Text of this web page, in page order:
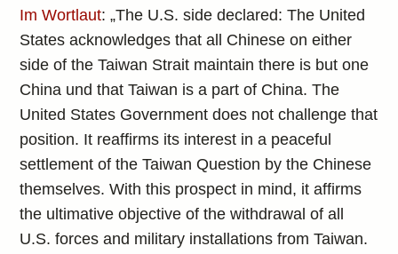
Im Wortlaut: „The U.S. side declared: The United
States acknowledges that all Chinese on either
side of the Taiwan Strait maintain there is but one
China und that Taiwan is a part of China. The
United States Government does not challenge that
position. It reaffirms its interest in a peaceful
settlement of the Taiwan Question by the Chinese
themselves. With this prospect in mind, it affirms
the ultimative objective of the withdrawal of all
U.S. forces and military installations from Taiwan.